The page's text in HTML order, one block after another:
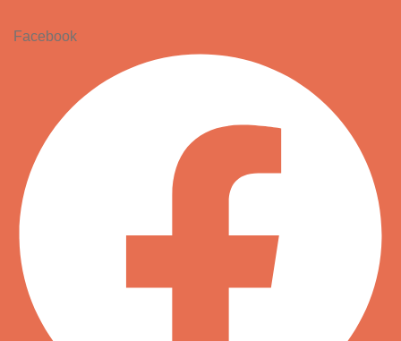
Facebook